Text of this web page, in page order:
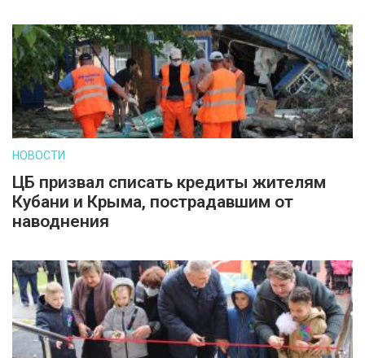
НОВОСТИ
ЦБ призвал списать кредиты жителям
Кубани и Крыма, пострадавшим от
наводнения